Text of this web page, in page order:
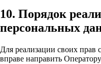
10. Порядок
персональных
Для реализации своих прав
вправе направить